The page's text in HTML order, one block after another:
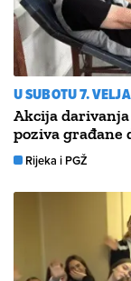
U SUBOTU 7.
Akcija
poziva građane
Rijeka i PGŽ